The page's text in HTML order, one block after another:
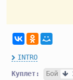
INTRO
Куплет: Бой